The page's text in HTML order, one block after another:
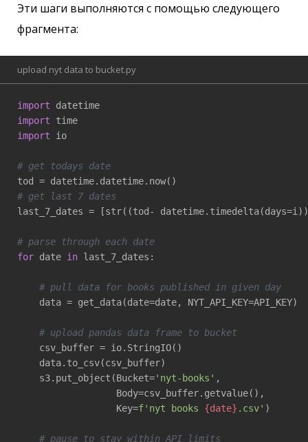
Эти шаги выполняются с помощью следующего
фрагмента:
upload nyt data to bucket.py
import
import
import io
# get todays date
# get last 7 dates
last_7_dates = [str((tod-
# parse through each date
for date in last_7_dates:
# pull data for books published in given day
    data = get_data(date=date, NYT_API_KEY=API_KEY)
# upload pandas data frame to bucket
    csv_buffer = io.StringIO()
    data.to_csv(csv_buffer)
    s3.put_object(Bucket=
'nyt-books' ,
                  Body=csv_buffer.getvalue(),
                  Key=
f'nyt books {date} .csv' )
# pause to stay within API limits